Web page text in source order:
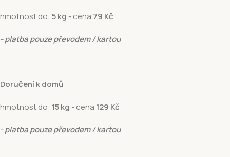
hmotnost do: 5 kg - cena 79 Kč
- platba pouze převodem / kartou
Doručení k domů
hmotnost do: 15 kg - cena 129 Kč
- platba pouze převodem / kartou